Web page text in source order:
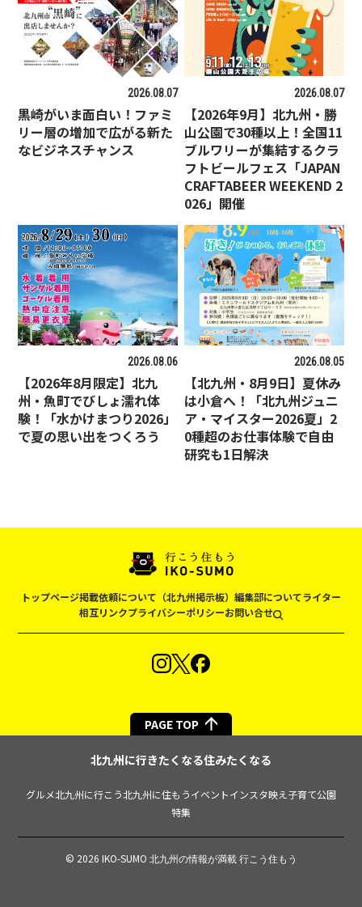
2026.08.07
黒崎がいま面白い！ファミ
リー層の増加で広がる新た
なビジネスチャンス
2026.08.07
【2026年9月】北九州・勝
山公園で30種以上！全国11
ブルワリーが集結するクラ
フトビールフェス「JAPAN
CRAFTABEER WEEKEND 2
026」開催
2026.08.06
【2026年8月限定】北九
州・魚町でびしょ濡れ体
験！「水かけまつり2026」
で夏の思い出をつくろう
2026.08.05
【北九州・8月9日】夏休み
は小倉へ！「北九州ジュニ
ア・マイスター2026夏」2
0種超のお仕事体験で自由
研究も1日解決
トップページ掲載依頼について（北九州掲示板） 編集部についてライター
相互リンクプライバシーポリシーお問い合せ
PAGE TOP
北九州に行きたくなる住みたくなる
グルメ北九州に行こう北九州に住もうイベントインスタ映え 子育て公園
特集
© 2026 IKO-SUMO 北九州の情報が満載 行こう住もう